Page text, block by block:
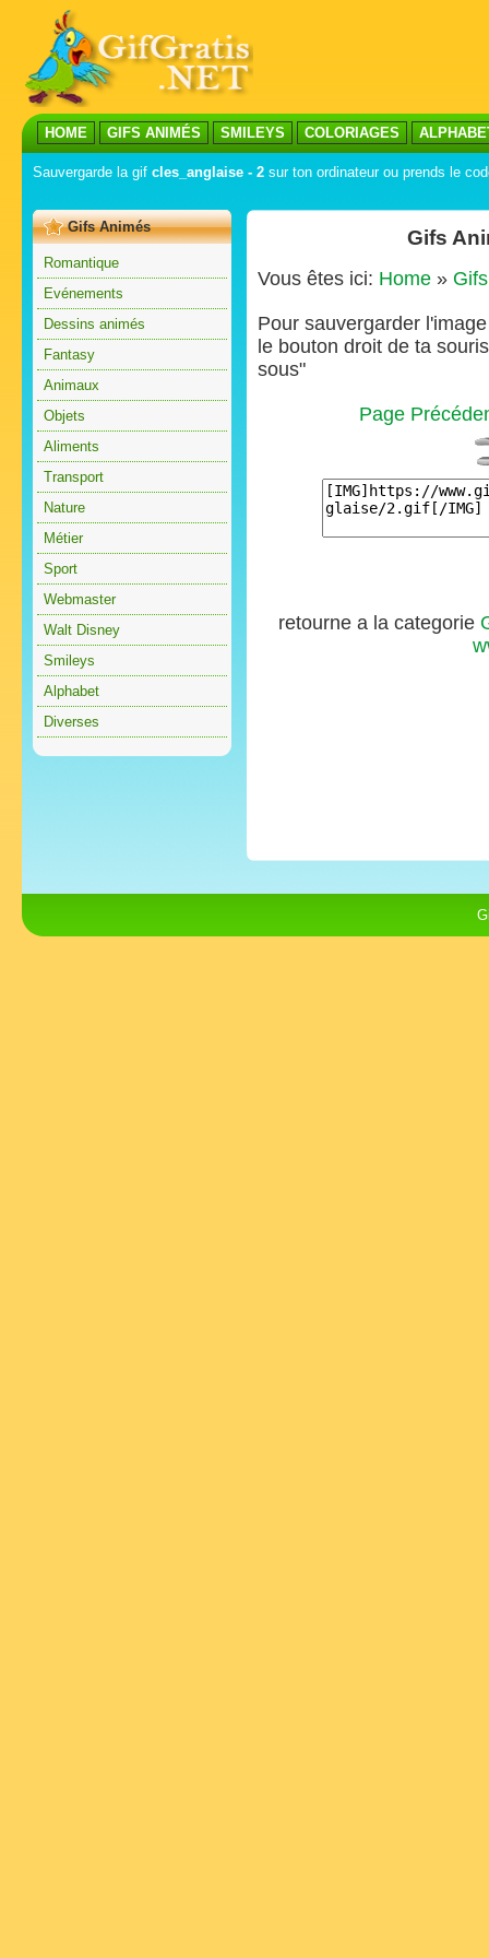
HOME GIFS ANIMÉS SMILEYS COLORIAGES
Sauvergarde la gif cles_anglaise - 2 sur ton ordinateur ou prends le
Gifs Animés
Romantique
Evénements
Dessins animés
Fantasy
Animaux
Objets
Aliments
Transport
Nature
Métier
Sport
Webmaster
Walt Disney
Smileys
Alphabet
Diverses
Gifs
Vous êtes ici: Home »
Pour sauvergarder
le bouton droit de ta
sous"
Page
retourne a la categorie